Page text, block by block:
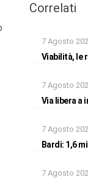
Correlati
7 Agosto
Viabilità, le
7 Agosto
Via libera a
7 Agosto
Bardi: 1,6
7 Agosto